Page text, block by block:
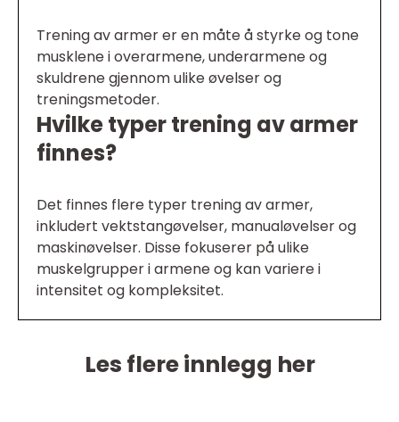
Trening av armer er en måte å styrke og tone
musklene i overarmene, underarmene og
skuldrene gjennom ulike øvelser og
treningsmetoder.
Hvilke typer trening av armer
finnes?
Det finnes flere typer trening av armer,
inkludert vektstangøvelser, manualøvelser og
maskinøvelser. Disse fokuserer på ulike
muskelgrupper i armene og kan variere i
intensitet og kompleksitet.
Les flere innlegg her